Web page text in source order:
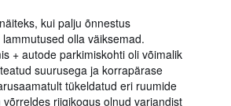
kui palju õnnestus
olla väiksemad.
+ autode parkimiskohti oli võimalik
suurusega ja korrapärase
tükeldatud eri ruumide
riigikogus olnud variandist